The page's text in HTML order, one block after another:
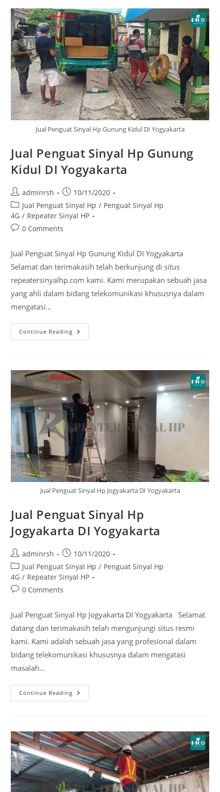
Yogyakarta
Jual Penguat Sinyal Hp Gunung Kidul DI Yogyakarta
Jual Penguat Sinyal Hp Gunung
Kidul DI Yogyakarta
Post
author:
adminrsh
Post
published:
10/11/2020
Post
category:
Jual Penguat Sinyal Hp / Penguat Sinyal Hp
4G / Repeater Sinyal HP
Post0 Comments
Jual Penguat Sinyal Hp Gunung Kidul DI Yogyakarta
Selamat dan terimakasih telah berkunjung di situs
repeatersinyalhp.com kami. Kami merupakan sebuah jasa
yang ahli dalam bidang telekomunikasi khususnya dalam
mengatasi…
Continue Reading Jual
Penguat
DI
Yogyakarta
Jual Penguat Sinyal Hp Jogyakarta DI Yogyakarta
Jual Penguat Sinyal Hp
Jogyakarta DI Yogyakarta
Post
author:
adminrsh
Post
published:
10/11/2020
Post
category:
Jual Penguat Sinyal Hp / Penguat Sinyal Hp
4G / Repeater Sinyal HP
Post0 Comments
Jual Penguat Sinyal Hp Jogyakarta DI Yogyakarta Selamat
datang dan terimakasih telah mengunjungi situs resmi
kami. Kami adalah sebuah jasa yang profesional dalam
bidang telekomunikasi khususnya dalam mengatasi
masalah…
Continue Reading Jual
Penguat
Yogyakarta